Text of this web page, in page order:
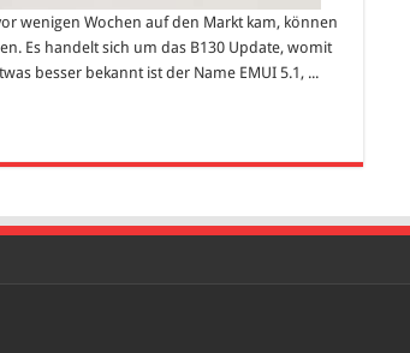
wenigen Wochen auf den Markt kam, können
Es handelt sich um das B130 Update, womit
besser bekannt ist der Name EMUI 5.1, ...